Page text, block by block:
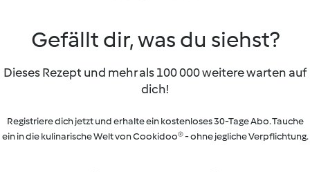
Gefällt dir, was du siehst?
Dieses Rezept und mehr als 100 000 weitere warten auf
dich!
Registriere dich jetzt und erhalte ein kostenloses 30-Tage Abo. Tauche
ein in die kulinarische Welt von Cookidoo® - ohne jegliche Verpflichtung.